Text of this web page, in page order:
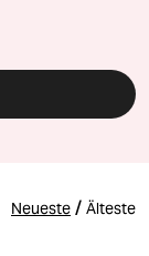
Neueste / Älteste